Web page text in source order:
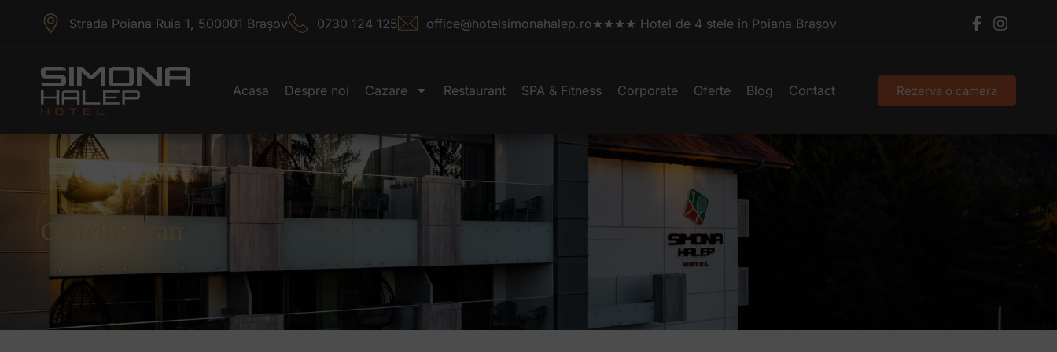
Strada Poiana Ruia 1, 500001 Brașov 0730 124 125 office@hotelsimonahalep.ro★★★★ Hotel de 4 stele în Poiana Brașov
Acasa Despre noi Cazare Restaurant SPA & Fitness Corporate Oferte Blog Contact Rezerva o camera
Castelul Bran